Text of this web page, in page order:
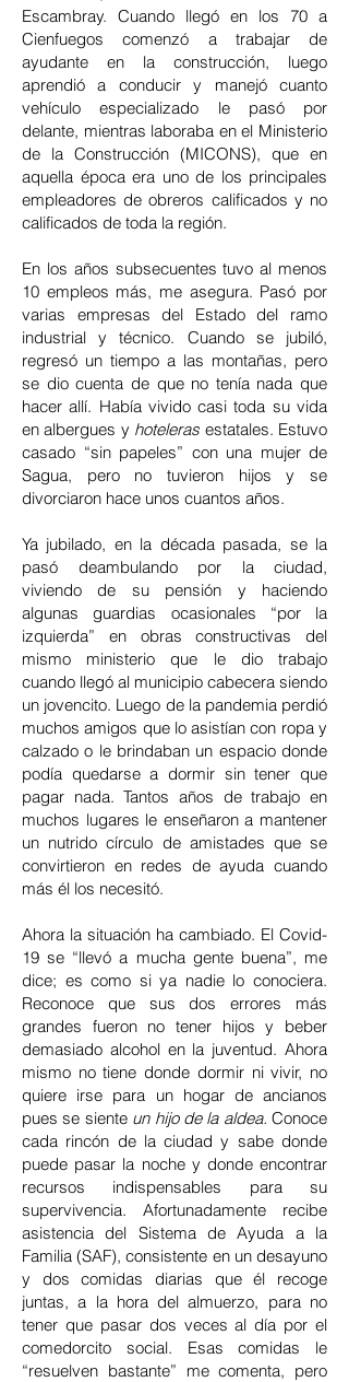
Escambray. Cuando llegó en los 70 a
Cienfuegos comenzó a trabajar de
ayudante en la construcción, luego
aprendió a conducir y manejó cuanto
vehículo especializado le pasó por
delante, mientras laboraba en el Ministerio
de la Construcción (MICONS), que en
aquella época era uno de los principales
empleadores de obreros calificados y no
calificados de toda la región.
En los años subsecuentes tuvo al menos
10 empleos más, me asegura. Pasó por
varias empresas del Estado del ramo
industrial y técnico. Cuando se jubiló,
regresó un tiempo a las montañas, pero
se dio cuenta de que no tenía nada que
hacer allí. Había vivido casi toda su vida
en albergues y hoteleras estatales. Estuvo
casado “sin papeles” con una mujer de
Sagua, pero no tuvieron hijos y se
divorciaron hace unos cuantos años.
Ya jubilado, en la década pasada, se la
pasó deambulando por la ciudad,
viviendo de su pensión y haciendo
algunas guardias ocasionales “por la
izquierda” en obras constructivas del
mismo ministerio que le dio trabajo
cuando llegó al municipio cabecera siendo
un jovencito. Luego de la pandemia perdió
muchos amigos que lo asistían con ropa y
calzado o le brindaban un espacio donde
podía quedarse a dormir sin tener que
pagar nada. Tantos años de trabajo en
muchos lugares le enseñaron a mantener
un nutrido círculo de amistades que se
convirtieron en redes de ayuda cuando
más él los necesitó.
Ahora la situación ha cambiado. El Covid-
19 se “llevó a mucha gente buena”, me
dice; es como si ya nadie lo conociera.
Reconoce que sus dos errores más
grandes fueron no tener hijos y beber
demasiado alcohol en la juventud. Ahora
mismo no tiene donde dormir ni vivir, no
quiere irse para un hogar de ancianos
pues se siente un hijo de la aldea. Conoce
cada rincón de la ciudad y sabe donde
puede pasar la noche y donde encontrar
recursos indispensables para su
supervivencia. Afortunadamente recibe
asistencia del Sistema de Ayuda a la
Familia (SAF), consistente en un desayuno
y dos comidas diarias que él recoge
juntas, a la hora del almuerzo, para no
tener que pasar dos veces al día por el
comedorcito social. Esas comidas le
“resuelven bastante” me comenta, pero